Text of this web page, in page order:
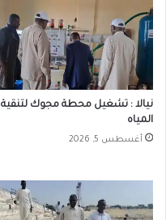
نيالا : تشغيل محطة مجوك لتنقية
المياه
أغسطس 5, 2026